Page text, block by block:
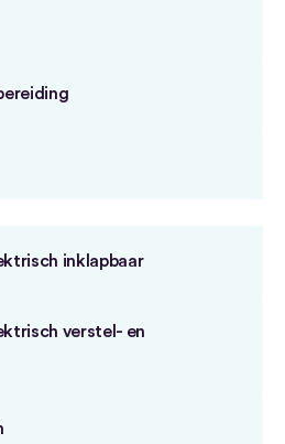
inklapbaar
verstel- en